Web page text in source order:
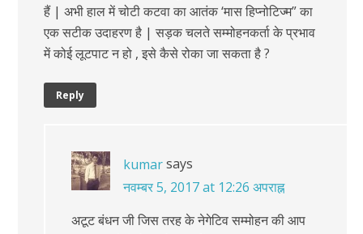
हैं | अभी हाल में चोटी कटवा का आतंक ‘मास हिप्नोटिज्म” का
एक सटीक उदाहरण है | सड़क चलते सम्मोहनकर्ता के प्रभाव
में कोई लूटपाट न हो , इसे कैसे रोका जा सकता है ?
Reply
kumarsays
नवम्बर 5, 2017 at 12:26 अपराह्न
अटूट बंधन जी जिस तरह के नेगेटिव सम्मोहन की आप